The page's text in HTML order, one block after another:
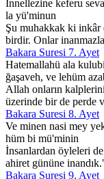
İnnellezine keferu
la yü'minun
Şu muhakkak ki inkâr
birdir. Onlar
Bakara Suresi 7. Ayet
Hatemallahü ala
ğaşaveh, ve lehüm
Allah onların
üzerinde bir de perde
Bakara Suresi 8. Ayet
Ve minen nasi mey
hüm bi mü'minin
İnsanlardan öyleleri
ahiret gününe
Bakara Suresi 9. Ayet